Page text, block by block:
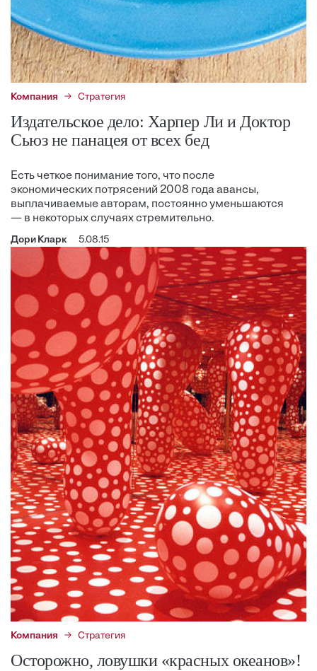
Компания Стратегия
Издательское дело: Харпер Ли и Доктор
Сьюз не панацея от всех бед
Есть четкое понимание того, что после
экономических потрясений 2008 года авансы,
выплачиваемые авторам, постоянно уменьшаются
— в некоторых случаях стремительно.
Дори Кларк 5.08.15
Компания Стратегия
Осторожно, ловушки «красных океанов»!